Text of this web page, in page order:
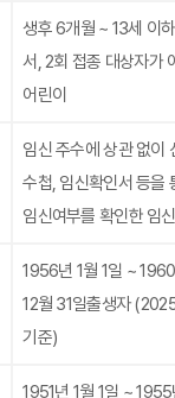
생후 6개월 ~ 13세 이
서, 2회 접종 대상자가
어린이
임신 주수에 상관 없이
수첩, 임신확인서 등을
임신여부를 확인한 임
1956년 1월 1일 ~
12월 31일출생자
기준)
1951년 1월 1일 ~ 1955